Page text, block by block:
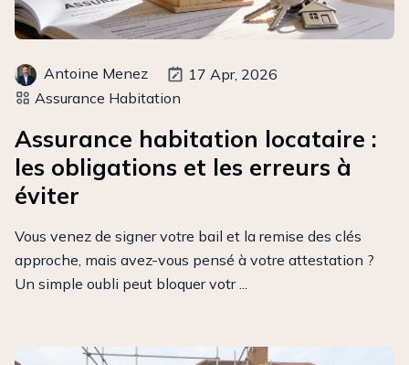
Antoine Menez
17 Apr, 2026
Assurance Habitation
Assurance habitation locataire :
les obligations et les erreurs à
éviter
Vous venez de signer votre bail et la remise des clés
approche, mais avez-vous pensé à votre attestation ?
Un simple oubli peut bloquer votr ...